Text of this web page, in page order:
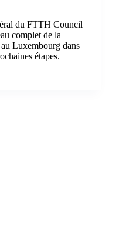
du FTTH Council
complet de la
Luxembourg dans
étapes.